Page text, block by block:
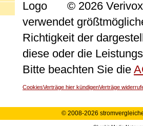
© 2026
verwendet
Richtigkeit der
diese oder die
Bitte beachten Sie die
CookiesVerträge hier kündigenVerträge
© 2008-2026